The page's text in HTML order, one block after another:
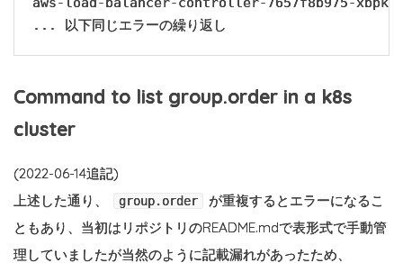
... 以下同じエラーの繰り返し
Command to list group.order in a k8s
cluster
(2022-06-14追記)
上述した通り、
group.order
が重複するとエラーになるこ
ともあり、当初はリポジトリのREADME.mdで表形式で手動管
理していましたが当然のように記載漏れがあったため、